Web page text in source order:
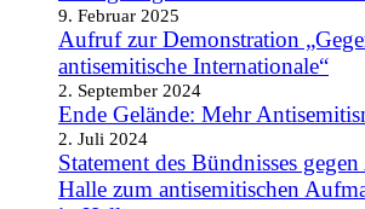
9. Februar 2025
Aufruf zur Demonstration
antisemitische Internationale“
2. September 2024
Ende Gelände: Mehr
2. Juli 2024
Statement des Bündnisses
Halle zum antisemitischen